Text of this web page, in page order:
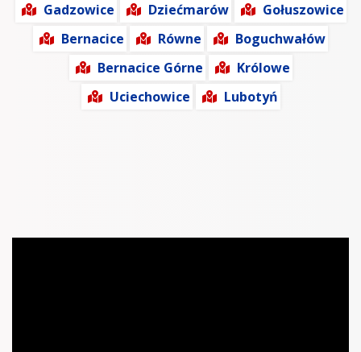
Gadzowice
Dziećmarów
Gołuszowice
Bernacice
Równe
Boguchwałów
Bernacice Górne
Królowe
Uciechowice
Lubotyń